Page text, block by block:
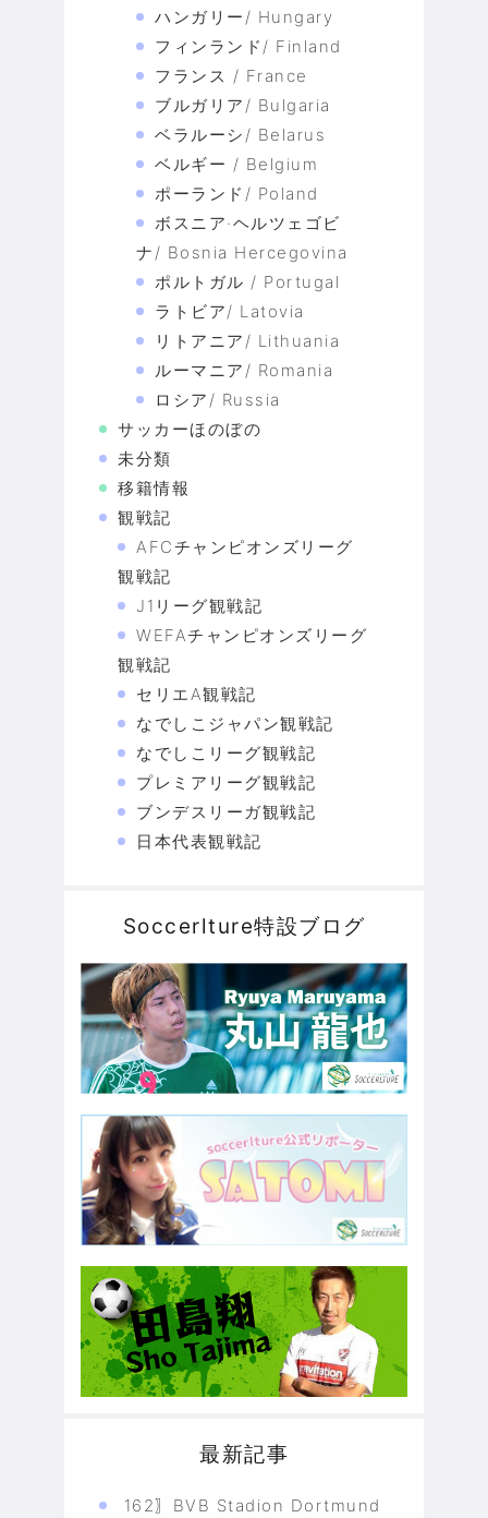
ハンガリー/ Hungary
フィンランド/ Finland
フランス / France
ブルガリア/ Bulgaria
ベラルーシ/ Belarus
ベルギー / Belgium
ポーランド/ Poland
ボスニア·ヘルツェゴビ
ナ/ Bosnia Hercegovina
ポルトガル / Portugal
ラトビア/ Latovia
リトアニア/ Lithuania
ルーマニア/ Romania
ロシア/ Russia
サッカーほのぼの
未分類
移籍情報
観戦記
AFCチャンピオンズリーグ
観戦記
J1リーグ観戦記
WEFAチャンピオンズリーグ
観戦記
セリエA観戦記
なでしこジャパン観戦記
なでしこリーグ観戦記
プレミアリーグ観戦記
ブンデスリーガ観戦記
日本代表観戦記
Soccerlture特設ブログ
最新記事
162〗BVB Stadion Dortmund